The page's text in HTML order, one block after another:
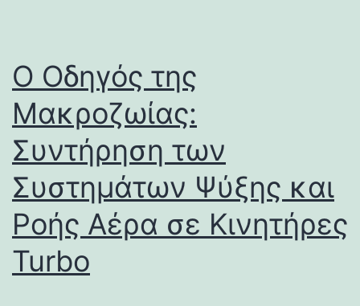
Ο Οδηγός της
Μακροζωίας:
Συντήρηση των
Συστημάτων Ψύξης και
Ροής Αέρα σε Κινητήρες
Turbo